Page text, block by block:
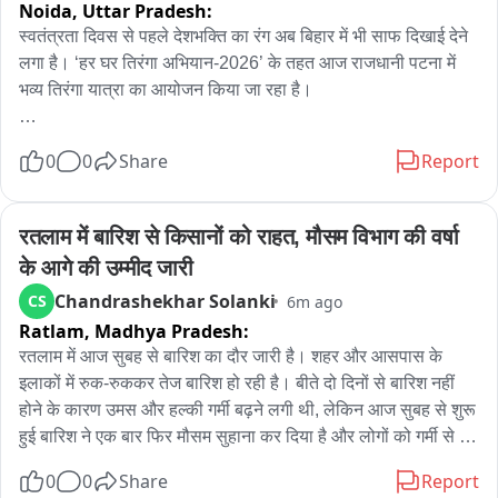
Noida, Uttar Pradesh:
स्वतंत्रता दिवस से पहले देशभक्ति का रंग अब बिहार में भी साफ दिखाई देने
लगा है। ‘हर घर तिरंगा अभियान-2026’ के तहत आज राजधानी पटना में
भव्य तिरंगा यात्रा का आयोजन किया जा रहा है।
जाएगी। यात्रा का नेतृत्व मुख्यमंत्री सम्राट चौधरी करेंगे। इसमें मंत्री,
इस अभियान के तहत सिर्फ पटना ही नहीं, बल्कि पूरे बिहार में तिरंगा यात्रा,
सेल्फी विद तिरंगा, तिरंगा रंगोली, तिरंगा थीम पर सजावट और वंदे मातरम् के
सामूहिक गायन जैसे कई कार्यक्रम आयोजित किए जाएंगे। सरकार का लक्ष्य
है कि हर जिले और हर प्रखंड तक यह अभियान पहुंचे। इसके लिए प्रत्येक
प्रखंड में 4 हजार तिरंगे झंडे उपलब्ध कराए जाएंगे।
इस अभियान का उद्देश्य लोगों में राष्ट्रप्रेम, राष्ट्रीय एकता और तिरंगे के
प्रति सम्मान की भावना को और मजबूत करना है।
वहीं, तिरंगा यात्रा को लेकर प्रशासन ने भी सभी तैयारियां पूरी कर ली हैं।
0 0 Share Report
रतलाम में बारिश से किसानों को राहत, मौसम विभाग की वर्षा
के आगे की उम्मीद जारी
CS Chandrashekhar Solanki 6m ago
Ratlam, Madhya Pradesh:
रतलाम में आज सुबह से बारिश का दौर जारी है। शहर और आसपास के
इलाकों में रुक-रुककर तेज बारिश हो रही है। बीते दो दिनों से बारिश नहीं
होने के कारण उमस और हल्की गर्मी बढ़ने लगी थी, लेकिन आज सुबह से शुरू
हुई बारिश ने एक बार फिर मौसम सुहाना कर दिया है और लोगों को गर्मी से
0 0 Share Report